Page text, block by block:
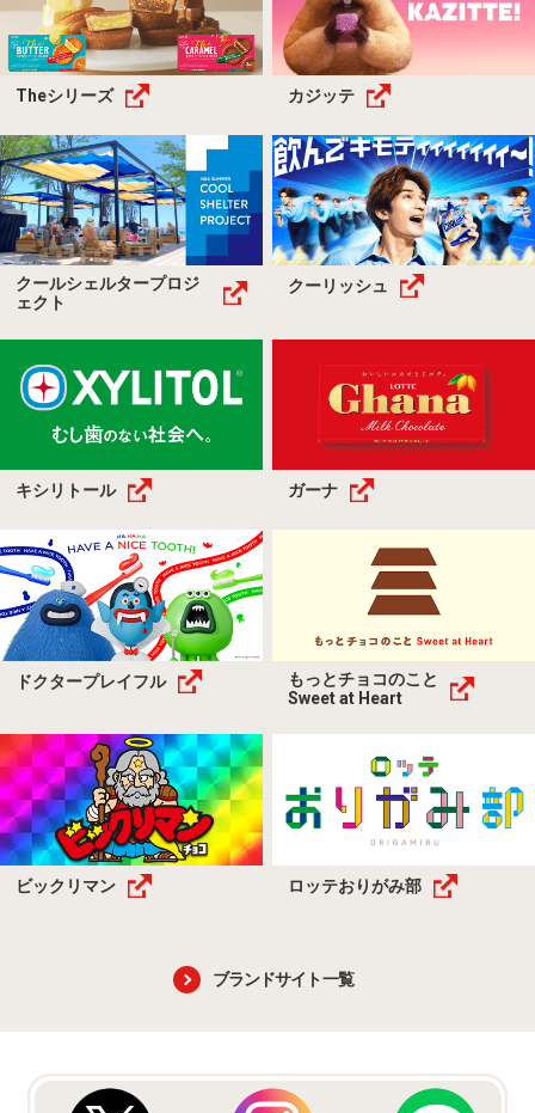
Theシリーズ カジッテ
クールシェルタープロジ
ェクト
クーリッシュ
キシリトール ガーナ
ドクタープレイフル
もっとチョコのこと
Sweet at Heart
ビックリマン ロッテおりがみ部
ブランドサイト一覧